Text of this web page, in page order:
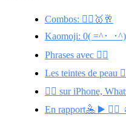
Combos: 🤾‍♀️🥇🥂
Kaomoji: 0( =^･_･
Phrases avec 🤾‍♀️
Les teintes de peau
🤾‍♀️ sur iPhone,
En rapport🤽 ▶️ 🤾‍♂️